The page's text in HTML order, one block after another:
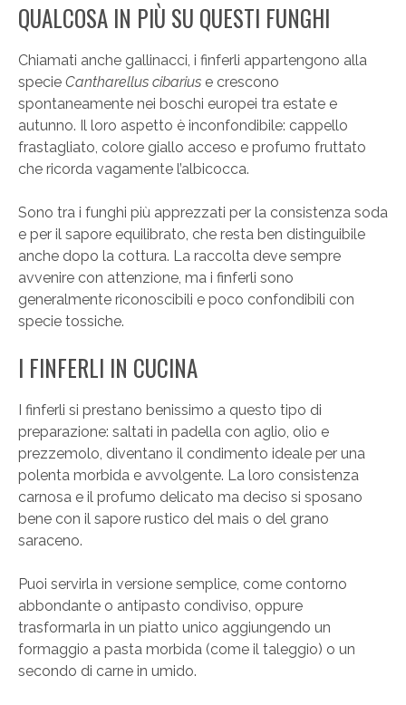
QUALCOSA IN PIÙ SU QUESTI FUNGHI
Chiamati anche gallinacci, i finferli appartengono alla
specie Cantharellus cibarius e crescono
spontaneamente nei boschi europei tra estate e
autunno. Il loro aspetto è inconfondibile: cappello
frastagliato, colore giallo acceso e profumo fruttato
che ricorda vagamente l’albicocca.
Sono tra i funghi più apprezzati per la consistenza soda
e per il sapore equilibrato, che resta ben distinguibile
anche dopo la cottura. La raccolta deve sempre
avvenire con attenzione, ma i finferli sono
generalmente riconoscibili e poco confondibili con
specie tossiche.
I FINFERLI IN CUCINA
I finferli si prestano benissimo a questo tipo di
preparazione: saltati in padella con aglio, olio e
prezzemolo, diventano il condimento ideale per una
polenta morbida e avvolgente. La loro consistenza
carnosa e il profumo delicato ma deciso si sposano
bene con il sapore rustico del mais o del grano
saraceno.
Puoi servirla in versione semplice, come contorno
abbondante o antipasto condiviso, oppure
trasformarla in un piatto unico aggiungendo un
formaggio a pasta morbida (come il taleggio) o un
secondo di carne in umido.